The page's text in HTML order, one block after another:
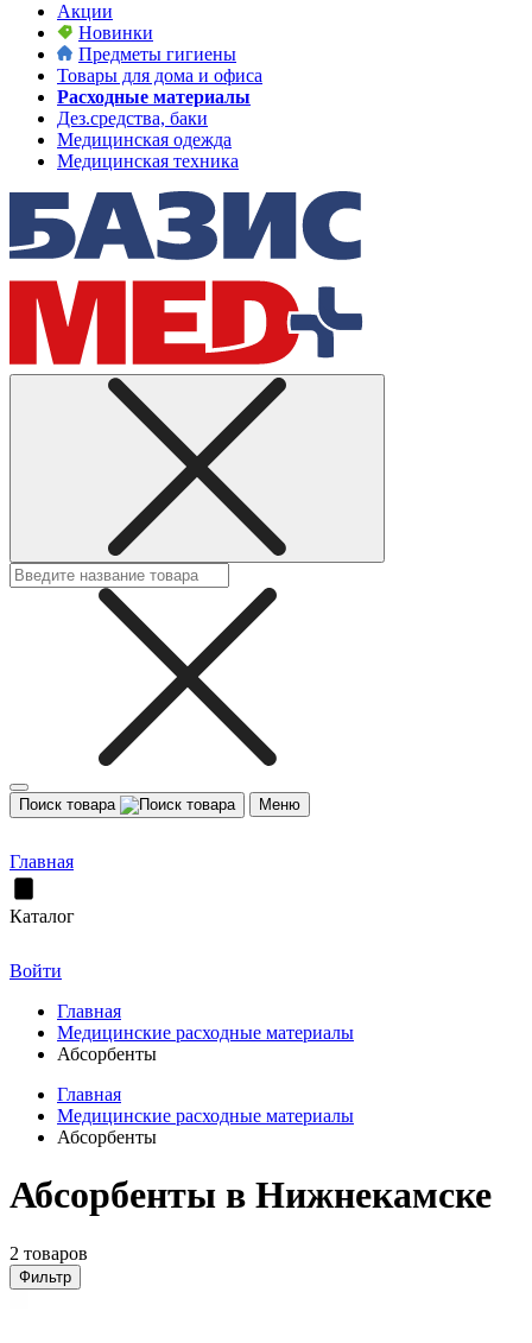
Акции
Новинки
Предметы гигиены
Товары для дома и офиса
Расходные материалы
Дез.средства, баки
Медицинская одежда
Медицинская техника
Поиск товара Меню
Главная
Каталог
Войти
Главная
Медицинские расходные материалы
Абсорбенты
Главная
Медицинские расходные материалы
Абсорбенты
Абсорбенты в Нижнекамске
2 товаров
Фильтр